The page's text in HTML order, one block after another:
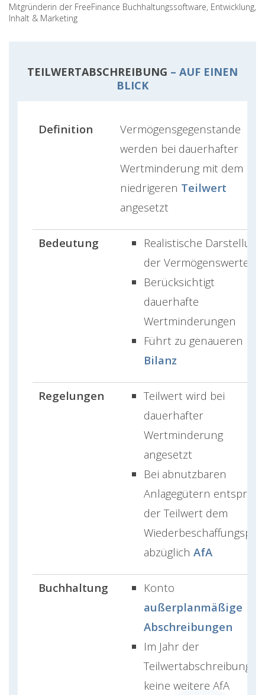
Mitgründerin der FreeFinance Buchhaltungssoftware, Entwicklung,
Inhalt & Marketing
TEILWERTABSCHREIBUNG – AUF EINEN
BLICK
Definition
Vermögensgegenstande
werden bei dauerhafter
Wertminderung mit dem
niedrigeren Teilwert
angesetzt
Bedeutung
Realistische Darstellung
der Vermögenswerte
Berücksichtigt
dauerhafte
Wertminderungen
Führt zu genaueren
Bilanz
Regelungen
Teilwert wird bei
dauerhafter
Wertminderung
angesetzt
Bei abnutzbaren
Anlagegütern
der Teilwert dem
abzüglich AfA
Buchhaltung
Konto
außerplanmäßige
Abschreibungen
Im Jahr der
Teilwertabschreibung ist
keine weitere AfA